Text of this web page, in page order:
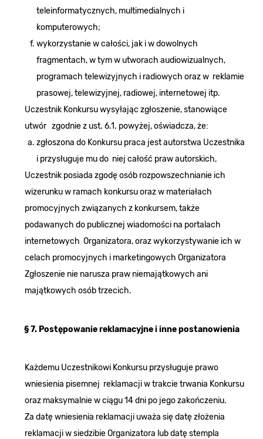
teleinformatycznych, multimedialnych i
komputerowych;
wykorzystanie w całości, jak i w dowolnych
fragmentach, w tym w utworach audiowizualnych,
programach telewizyjnych i radiowych oraz w reklamie
prasowej, telewizyjnej, radiowej, internetowej itp.
Uczestnik Konkursu wysyłając zgłoszenie, stanowiące
utwór zgodnie z ust. 6.1. powyżej, oświadcza, że:
zgłoszona do Konkursu praca jest autorstwa Uczestnika
i przysługuje mu do niej całość praw autorskich,
Uczestnik posiada zgodę osób rozpowszechnianie ich
wizerunku w ramach konkursu oraz w materiałach
promocyjnych związanych z konkursem, także
podawanych do publicznej wiadomości na portalach
internetowych Organizatora, oraz wykorzystywanie ich w
celach promocyjnych i marketingowych Organizatora
Zgłoszenie nie narusza praw niemajątkowych ani
majątkowych osób trzecich.
§ 7. Postępowanie reklamacyjne i inne postanowienia
Każdemu Uczestnikowi Konkursu przysługuje prawo
wniesienia pisemnej reklamacji w trakcie trwania Konkursu
oraz maksymalnie w ciągu 14 dni po jego zakończeniu.
Za datę wniesienia reklamacji uważa się datę złożenia
reklamacji w siedzibie Organizatora lub datę stempla